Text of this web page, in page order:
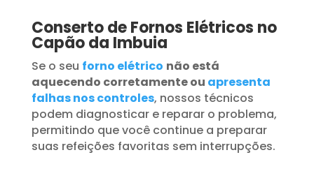
Conserto de Fornos Elétricos no
Capão da Imbuia
Se o seu forno elétrico não está
aquecendo corretamente ou apresenta
falhas nos controles, nossos técnicos
podem diagnosticar e reparar o problema,
permitindo que você continue a preparar
suas refeições favoritas sem interrupções.